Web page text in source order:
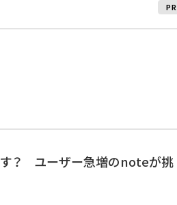
PR
す？ ユーザー急増のnoteが挑